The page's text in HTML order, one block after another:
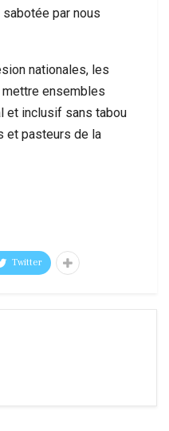
par nous
nationales, les
ensembles
et inclusif sans tabou
et pasteurs de la
Twitter